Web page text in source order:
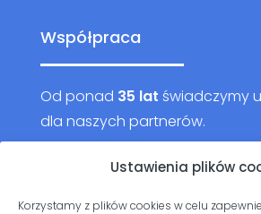
Ustawienia plików
Korzystamy z plików cookies w celu
Współpraca
Od ponad 35 lat świadczymy
dla naszych partnerów.
Chcesz do nich dołączyć?